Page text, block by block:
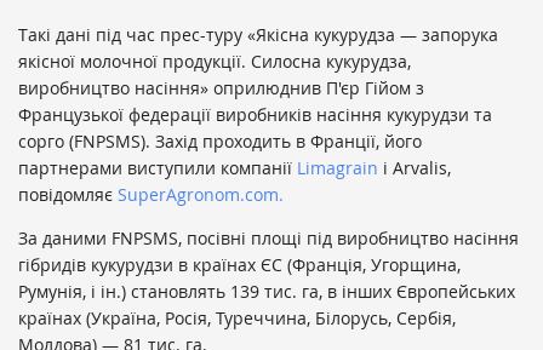
Такі дані під час прес-туру «Якісна кукурудза — запорука
якісної молочної продукції. Силосна кукурудза,
виробництво насіння» оприлюднив П'єр Гійом з
Французької федерації виробників насіння кукурудзи та
сорго (FNPSMS). Захід проходить в Франції, його
партнерами виступили компанії Limagrain і Arvalis,
повідомляє SuperAgronom.com.
За даними FNPSMS, посівні площі під виробництво насіння
гібридів кукурудзи в країнах ЄС (Франція, Угорщина,
Румунія, і ін.) становлять 139 тис. га, в інших Європейських
країнах (Україна, Росія, Туреччина, Білорусь, Сербія,
Молдова) — 81 тис. га.